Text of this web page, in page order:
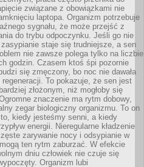
związane z obowiązkami nie
laptopa. Organizm potrzebuje
sygnału, że może przejść z
do trybu odpoczynku. Jeśli go nie
staje się trudniejsze, a sen
nie zawsze polega tylko na liczbie
godzin. Czasem ktoś śpi pozornie
się zmęczony, bo noc nie dawała
regeneracji. To pokazuje, że sen jest
złożonym, niż mogłoby się
znaczenie ma rytm dobowy,
zegar biologiczny organizmu. To on
to, kiedy jesteśmy senni, a kiedy
energii. Nieregularne kładzenie
zarywanie nocy i odsypianie w
ten rytm zaburzać. W efekcie
dniu człowiek nie czuje się
Organizm lubi